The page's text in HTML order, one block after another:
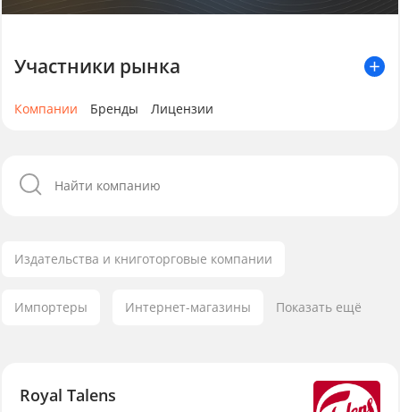
Участники рынка
Компании Бренды Лицензии
Издательства и книготорговые компании
Импортеры Интернет-магазины Показать ещё
Royal Talens